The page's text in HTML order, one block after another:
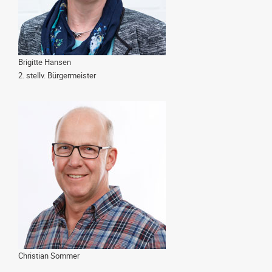
Brigitte Hansen
2. stellv. Bürgermeister
Christian Sommer